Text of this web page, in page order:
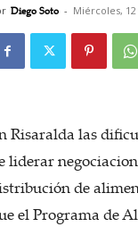
Diego Soto - Miércoles,
Risaralda las
liderar
de
el Programa de